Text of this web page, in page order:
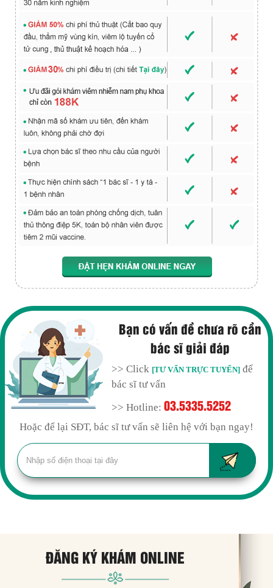
Bạn có vấn đề chưa rõ cần
bác sĩ giải đáp
>> Click [TƯ VẤN TRỰC TUYẾN] để
bác sĩ tư vấn
>> Hotline:03.5335.5252
Hoặc để lại SĐT, bác sĩ tư vấn sẽ liên hệ với bạn ngay!
ĐĂNG KÝ KHÁM ONLINE